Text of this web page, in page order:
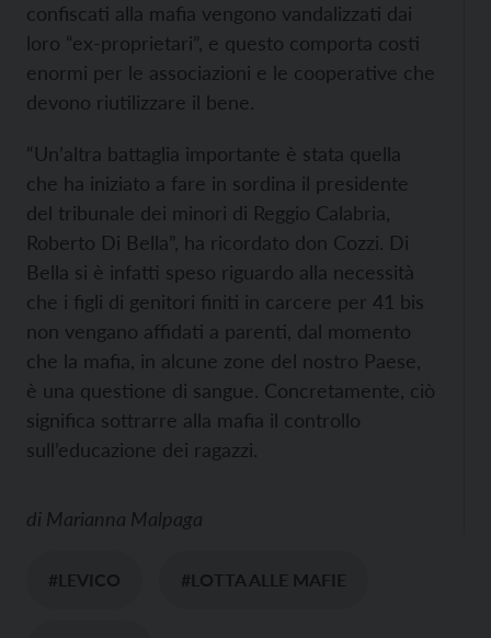
confiscati alla mafia vengono vandalizzati dai
loro “ex-proprietari”, e questo comporta costi
enormi per le associazioni e le cooperative che
devono riutilizzare il bene.
“Un’altra battaglia importante è stata quella
che ha iniziato a fare in sordina il presidente
del tribunale dei minori di Reggio Calabria,
Roberto Di Bella”, ha ricordato don Cozzi. Di
Bella si è infatti speso riguardo alla necessità
che i figli di genitori finiti in carcere per 41 bis
non vengano affidati a parenti, dal momento
che la mafia, in alcune zone del nostro Paese,
è una questione di sangue. Concretamente, ciò
significa sottrarre alla mafia il controllo
sull’educazione dei ragazzi.
di Marianna Malpaga
#LEVICO #LOTTA ALLE MAFIE